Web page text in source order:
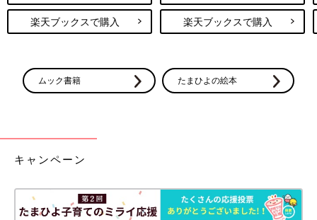
楽天ブックスで購入 楽天ブックスで購入
ムック書籍 たまひよの絵本
キャンペーン